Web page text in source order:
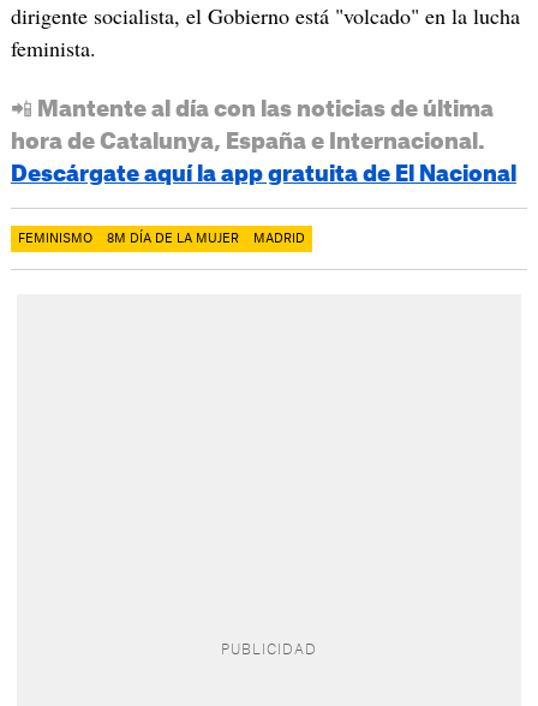
dirigente socialista, el Gobierno está "volcado" en la lucha
feminista.
📲 Mantente al día con las noticias de última
hora de Catalunya, España e Internacional.
Descárgate aquí la app gratuita de El Nacional
FEMINISMO 8M DÍA DE LA MUJER MADRID